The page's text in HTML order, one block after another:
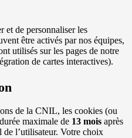
et de personnaliser les
être activés par nos équipes,
utilisés sur les pages de notre
de cartes interactives).
de la CNIL, les cookies (ou
maximale de 13 mois après
de l’utilisateur. Votre choix